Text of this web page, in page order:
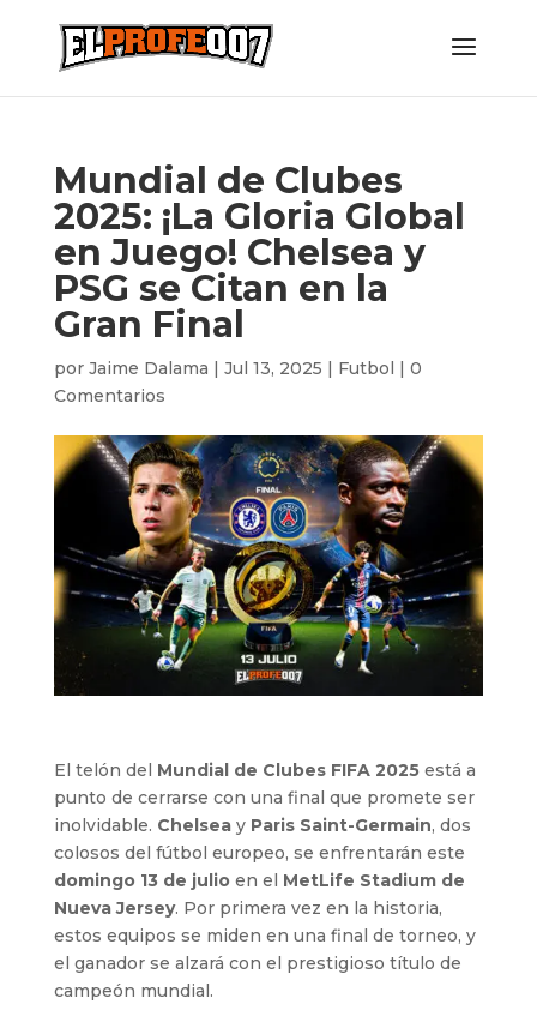
Mundial de Clubes
2025: ¡La Gloria Global
en Juego! Chelsea y
PSG se Citan en la
Gran Final
por Jaime Dalama | Jul 13, 2025 | Futbol | 0
Comentarios
El telón del Mundial de Clubes FIFA 2025está a
punto de cerrarse con una final que promete ser
inolvidable. Chelseay Paris Saint-Germain, dos
colosos del fútbol europeo, se enfrentarán este
domingo 13 de julioen el MetLife Stadium de
Nueva Jersey. Por primera vez en la historia,
estos equipos se miden en una final de torneo, y
el ganador se alzará con el prestigioso título de
campeón mundial.